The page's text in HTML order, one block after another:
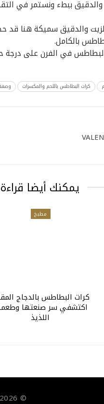
والدقيق ببطء ونستمر في
والدقيق سميكة هنا قد
بالكامل.
في الفرن على درجة
كرات البطاطس باللحم والمكسرات
يمكنك أيضا قراءة
مطبخ
كرات البطاطس بالدجاج
اكتشفي سر صنعتها
اللذيذ
© 2026 - جميع الحقوق محفوظة لموقع الراقية